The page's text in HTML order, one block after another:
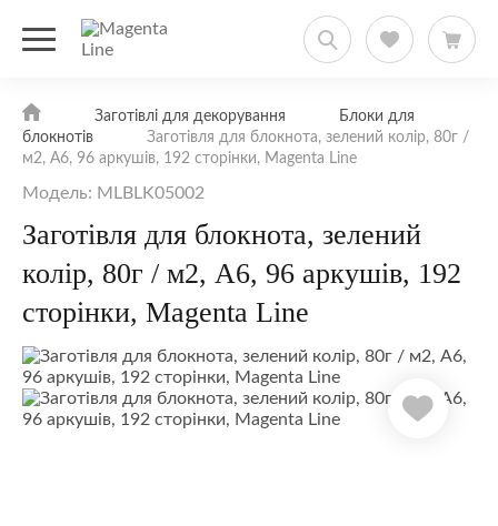
Заготівлі для декорування
Блоки для
блокнотів
Заготівля для блокнота, зелений колір, 80г /
м2, А6, 96 аркушів, 192 сторінки, Magenta Line
Модель: MLBLK05002
Заготівля для блокнота, зелений
колір, 80г / м2, А6, 96 аркушів, 192
сторінки, Magenta Line